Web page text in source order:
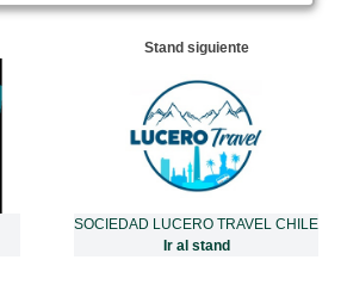
Stand siguiente
SOCIEDAD LUCERO TRAVEL CHILE
Ir al stand